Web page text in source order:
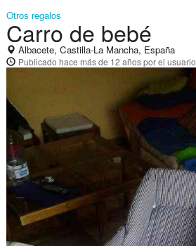
Otros regalos
Carro de bebé
Albacete, Castilla-La Mancha, España
Publicado hace más de 12 añospor el usuario